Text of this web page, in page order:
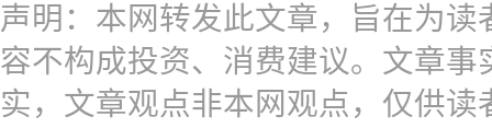
声明：本网转发此文章，旨在为
容不构成投资、消费建议。文章
实，文章观点非本网观点，仅供读